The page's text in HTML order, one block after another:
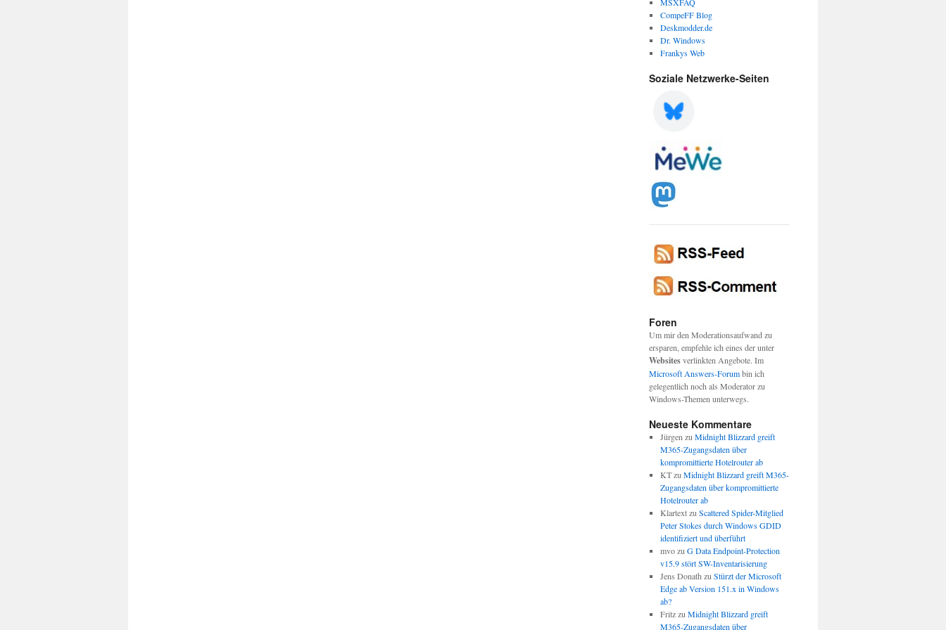
MSXFAQ
CompeFF Blog
Deskmodder.de
Dr. Windows
Frankys Web
Soziale Netzwerke-Seiten
Foren
Um mir den Moderationsaufwand zu
ersparen, empfehle ich eines der unter
Websitesverlinkten Angebote. Im
Microsoft Answers-Forumbin ich
gelegentlich noch als Moderator zu
Windows-Themen unterwegs.
Neueste Kommentare
Jürgen zu Midnight Blizzard greift
M365-Zugangsdaten über
kompromittierte Hotelrouter ab
KTzu Midnight Blizzard greift M365-
Zugangsdaten über kompromittierte
Hotelrouter ab
Klartextzu Scattered Spider-Mitglied
Peter Stokes durch Windows GDID
identifiziert und überführt
mvozu G Data Endpoint-Protection
v15.9 stört SW-Inventarisierung
Jens Donath zu Stürzt der Microsoft
Edge ab Version 151.x in Windows
ab?
Fritzzu Midnight Blizzard greift
M365-Zugangsdaten über